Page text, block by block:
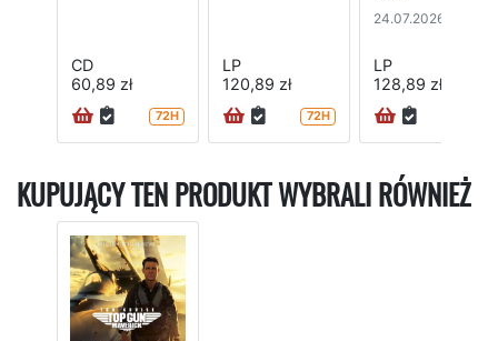
CD
60,89 zł
72H
LP
120,89 zł
72H
24.07.2026
LP
128,89 zł
KUPUJĄCY TEN PRODUKT WYBRALI RÓWNIEŻ